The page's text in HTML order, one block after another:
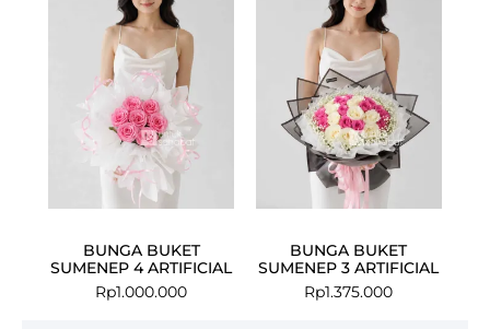
BUNGA BUKET
SUMENEP 4 ARTIFICIAL
Rp1.000.000
BUNGA BUKET
SUMENEP 3 ARTIFICIAL
Rp1.375.000